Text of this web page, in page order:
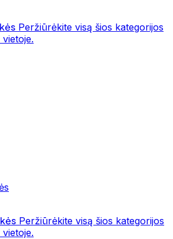
Peržiūrėkite visą šios kategorijos
Peržiūrėkite visą šios kategorijos